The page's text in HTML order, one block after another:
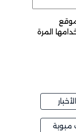
المرة
مبوبة